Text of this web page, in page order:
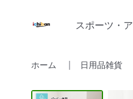
スポーツ・
ホーム 日用品雑貨